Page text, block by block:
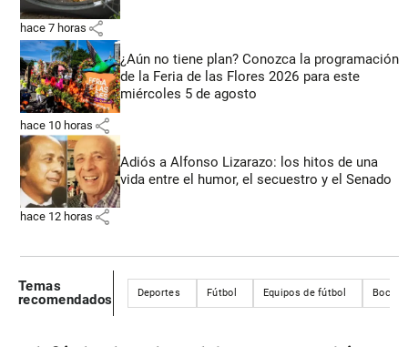
hace 7 horas share
¿Aún no tiene plan? Conozca la programación
de la Feria de las Flores 2026 para este
miércoles 5 de agosto
hace 10 horas share
Adiós a Alfonso Lizarazo: los hitos de una
vida entre el humor, el secuestro y el Senado
hace 12 horas share
Temas
recomendados
Deportes Fútbol Equipos de fútbol Boca